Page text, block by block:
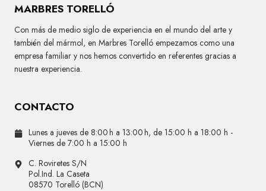
MARBRES TORELLÓ
Con más de medio siglo de experiencia en el mundo del arte y
también del mármol, en Marbres Torelló empezamos como una
empresa familiar y nos hemos convertido en referentes gracias a
nuestra experiencia.
CONTACTO
Lunes a jueves de 8:00 h a 13:00 h, de 15:00 h a 18:00 h -
Viernes de 7:00 h a 15:00 h
C. Roviretes S/N
Pol.Ind. La Caseta
08570 Torelló (BCN)